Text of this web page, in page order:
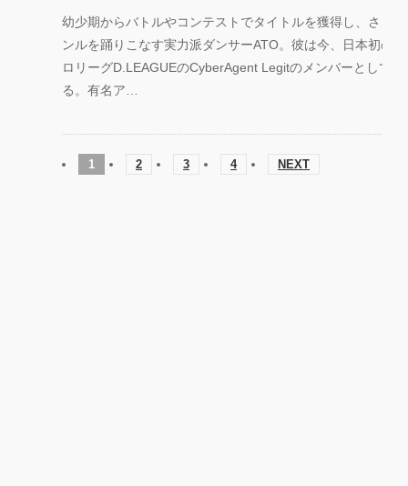
幼少期からバトルやコンテストでタイトルを獲得し、さま
ンルを踊りこなす実力派ダンサーATO。彼は今、日本初の
ロリーグD.LEAGUEのCyberAgent Legitのメンバーとして活
る。有名ア…
1 2 3 4 NEXT